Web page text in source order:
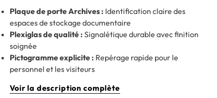
Plaque de porte Archives : Identification claire des
espaces de stockage documentaire
Plexiglas de qualité : Signalétique durable avec finition
soignée
Pictogramme explicite : Repérage rapide pour le
personnel et les visiteurs
Voir la description complète